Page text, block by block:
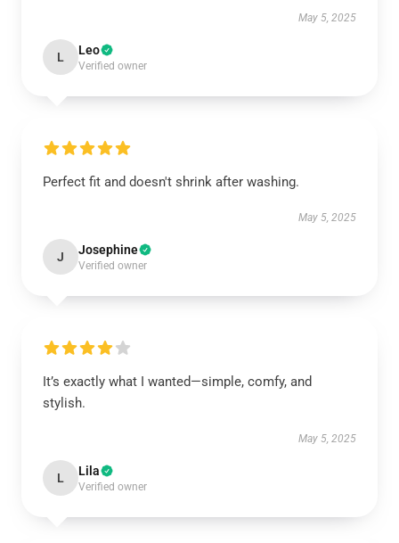
May 5, 2025
L Leo
Verified owner
Perfect fit and doesn't shrink after washing.
May 5, 2025
J Josephine
Verified owner
It’s exactly what I wanted—simple, comfy, and
stylish.
May 5, 2025
L Lila
Verified owner